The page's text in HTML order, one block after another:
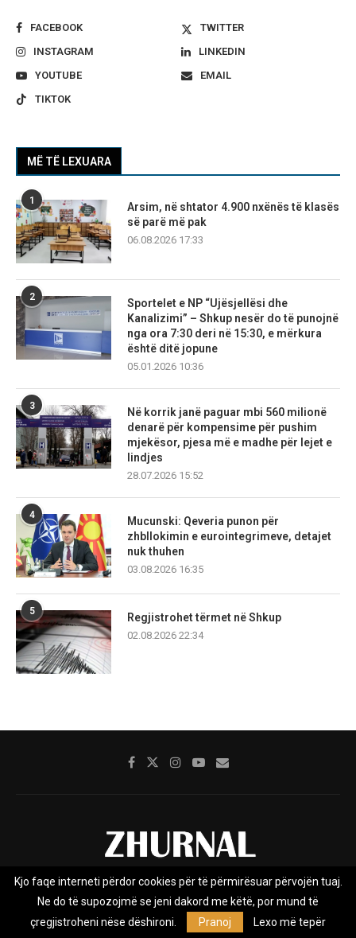
FACEBOOK
TWITTER
INSTAGRAM
LINKEDIN
YOUTUBE
EMAIL
TIKTOK
MË TË LEXUARA
1
Arsim, në shtator 4.900 nxënës të klasës
së parë më pak
06.08.2026 17:33
2
Sportelet e NP “Ujësjellësi dhe
Kanalizimi” – Shkup nesër do të punojnë
nga ora 7:30 deri në 15:30, e mërkura
është ditë jopune
05.01.2026 10:36
3
Në korrik janë paguar mbi 560 milionë
denarë për kompensime për pushim
mjekësor, pjesa më e madhe për lejet e
lindjes
28.07.2026 15:52
4
Mucunski: Qeveria punon për
zhbllokimin e eurointegrimeve, detajet
nuk thuhen
03.08.2026 16:35
5
Regjistrohet tërmet në Shkup
02.08.2026 22:34
Rreth nesh Impresumi Marketing
Privacy Policy
Kjo faqe interneti përdor cookies për të përmirësuar përvojën tuaj.
Ne do të supozojmë se jeni dakord me këtë, por mund të
çregjistroheni nëse dëshironi.
Pranoj Lexo më tepër